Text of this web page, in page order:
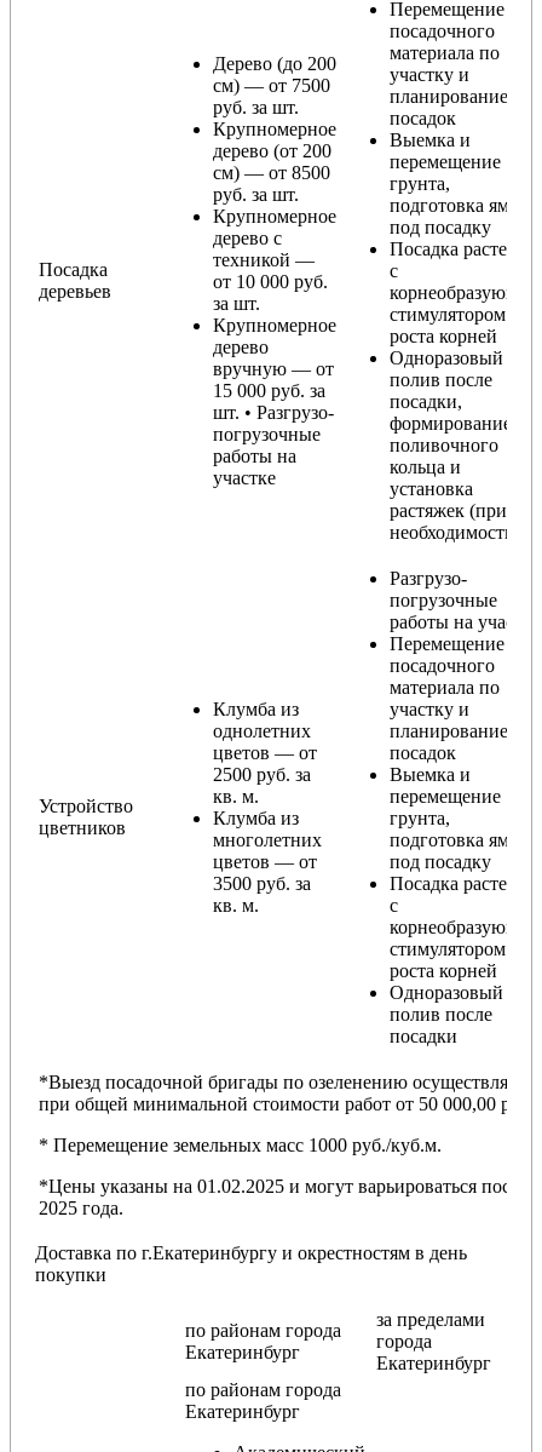
Посадка
деревьев
Дерево (до 200
см) — от 7500
руб. за шт.
Крупномерное
дерево (от 200
см) — от 8500
руб. за шт.
Крупномерное
дерево с
техникой —
от 10 000 руб.
за шт.
Крупномерное
дерево
вручную — от
15 000 руб. за
шт. • Разгрузо-
погрузочные
работы на
участке
Перемещение
посадочного
материала по
участку и
планирование
посадок
Выемка и
перемещение
грунта,
подготовка ямы
под посадку
Посадка растения
с
корнеобразующим
стимулятором
роста корней
Одноразовый
полив после
посадки,
формирование
поливочного
кольца и
установка
растяжек (при
необходимости)
Устройство
цветников
Клумба из
однолетних
цветов — от
2500 руб. за
кв. м.
Клумба из
многолетних
цветов — от
3500 руб. за
кв. м.
Разгрузо-
погрузочные
работы на участке
Перемещение
посадочного
материала по
участку и
планирование
посадок
Выемка и
перемещение
грунта,
подготовка ямы
под посадку
Посадка растений
с
корнеобразующим
стимулятором
роста корней
Одноразовый
полив после
посадки
*Выезд посадочной бригады по озеленению осуществляется
при общей минимальной стоимости работ от 50 000,00 руб.
* Перемещение земельных масс 1000 руб./куб.м.
*Цены указаны на 01.02.2025 и могут варьироваться после
2025 года.
Доставка по г.Екатеринбургу и окрестностям в день
покупки
по районам города
Екатеринбург
за пределами
города
Екатеринбург
по районам города
Екатеринбург